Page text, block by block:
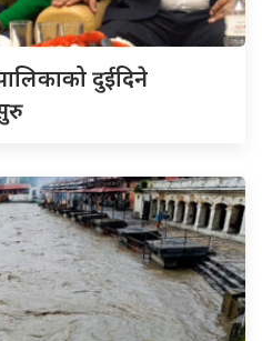
दुईदिने